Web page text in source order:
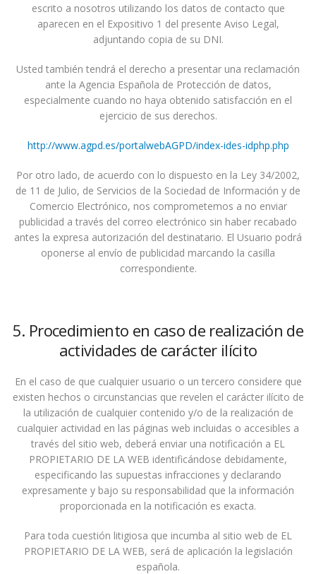
escrito a nosotros utilizando los datos de contacto que
aparecen en el Expositivo 1 del presente Aviso Legal,
adjuntando copia de su DNI.
Usted también tendrá el derecho a presentar una reclamación
ante la Agencia Española de Protección de datos,
especialmente cuando no haya obtenido satisfacción en el
ejercicio de sus derechos.
http://www.agpd.es/portalwebAGPD/index-ides-idphp.php
Por otro lado, de acuerdo con lo dispuesto en la Ley 34/2002,
de 11 de Julio, de Servicios de la Sociedad de Información y de
Comercio Electrónico, nos comprometemos a no enviar
publicidad a través del correo electrónico sin haber recabado
antes la expresa autorización del destinatario. El Usuario podrá
oponerse al envío de publicidad marcando la casilla
correspondiente.
5. Procedimiento en caso de realización de
actividades de carácter ilícito
En el caso de que cualquier usuario o un tercero considere que
existen hechos o circunstancias que revelen el carácter ilícito de
la utilización de cualquier contenido y/o de la realización de
cualquier actividad en las páginas web incluidas o accesibles a
través del sitio web, deberá enviar una notificación a EL
PROPIETARIO DE LA WEB identificándose debidamente,
especificando las supuestas infracciones y declarando
expresamente y bajo su responsabilidad que la información
proporcionada en la notificación es exacta.
Para toda cuestión litigiosa que incumba al sitio web de EL
PROPIETARIO DE LA WEB, será de aplicación la legislación
española.